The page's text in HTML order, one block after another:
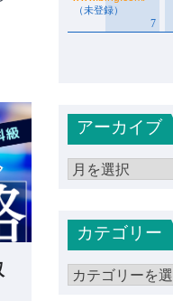
アーカイブ
ア
イ
ブ
カテゴリー
カ